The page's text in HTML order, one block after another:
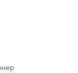
Смыть
сразу